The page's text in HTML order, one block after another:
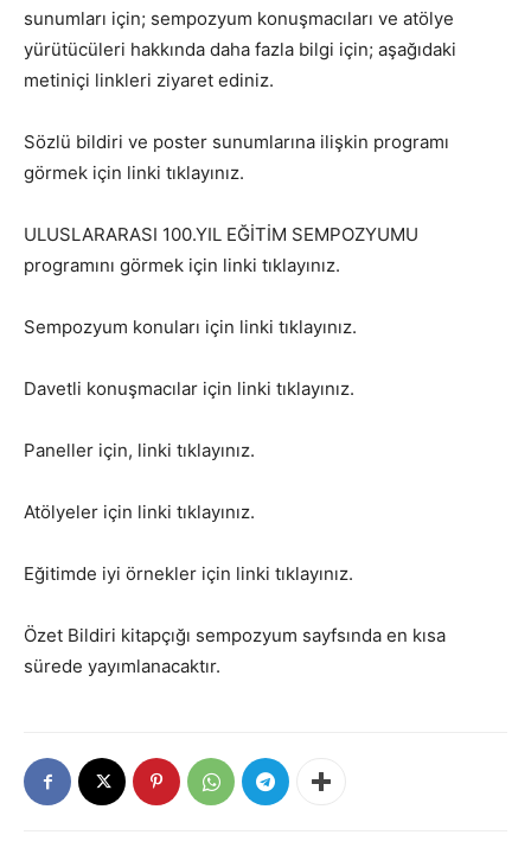
sunumları için; sempozyum konuşmacıları ve atölye
yürütücüleri hakkında daha fazla bilgi için; aşağıdaki
metiniçi linkleri ziyaret ediniz.
Sözlü bildiri ve poster sunumlarına ilişkin programı
görmek için linki tıklayınız.
ULUSLARARASI 100.YIL EĞİTİM SEMPOZYUMU
programını görmek için linki tıklayınız.
Sempozyum konuları için linki tıklayınız.
Davetli konuşmacılar için linki tıklayınız.
Paneller için, linki tıklayınız.
Atölyeler için linki tıklayınız.
Eğitimde iyi örnekler için linki tıklayınız.
Özet Bildiri kitapçığı sempozyum sayfsında en kısa
sürede yayımlanacaktır.